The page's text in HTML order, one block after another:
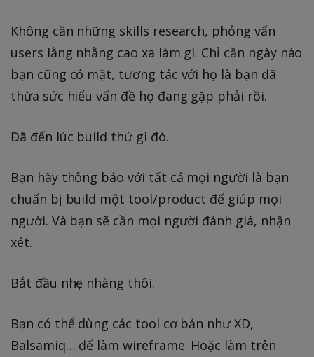
Không cần những skills research, phỏng vấn
users lằng nhằng cao xa làm gì. Chỉ cần ngày nào
bạn cũng có mặt, tương tác với họ là bạn đã
thừa sức hiểu vấn đề họ đang gặp phải rồi.
Đã đến lúc build thứ gì đó.
Bạn hãy thông báo với tất cả mọi người là bạn
chuẩn bị build một tool/product để giúp mọi
người. Và bạn sẽ cần mọi người đánh giá, nhận
xét.
Bắt đầu nhẹ nhàng thôi.
Bạn có thể dùng các tool cơ bản như XD,
Balsamiq… để làm wireframe. Hoặc làm trên